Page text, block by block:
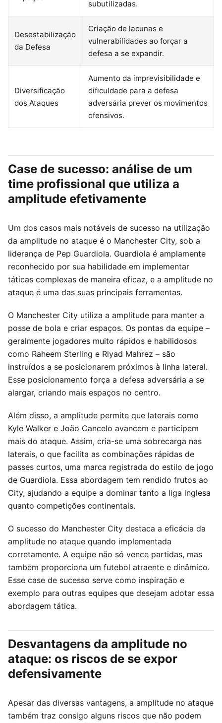
subutilizadas.
Desestabilização
da Defesa
Criação de lacunas e
vulnerabilidades ao forçar a
defesa a se expandir.
Diversificação
dos Ataques
Aumento da imprevisibilidade e
dificuldade para a defesa
adversária prever os movimentos
ofensivos.
Case de sucesso: análise de um
time profissional que utiliza a
amplitude efetivamente
Um dos casos mais notáveis de sucesso na utilização
da amplitude no ataque é o Manchester City, sob a
liderança de Pep Guardiola. Guardiola é amplamente
reconhecido por sua habilidade em implementar
táticas complexas de maneira eficaz, e a amplitude no
ataque é uma das suas principais ferramentas.
O Manchester City utiliza a amplitude para manter a
posse de bola e criar espaços. Os pontas da equipe –
geralmente jogadores muito rápidos e habilidosos
como Raheem Sterling e Riyad Mahrez – são
instruídos a se posicionarem próximos à linha lateral.
Esse posicionamento força a defesa adversária a se
alargar, criando mais espaços no centro.
Além disso, a amplitude permite que laterais como
Kyle Walker e João Cancelo avancem e participem
mais do ataque. Assim, cria-se uma sobrecarga nas
laterais, o que facilita as combinações rápidas de
passes curtos, uma marca registrada do estilo de jogo
de Guardiola. Essa abordagem tem rendido frutos ao
City, ajudando a equipe a dominar tanto a liga inglesa
quanto competições continentais.
O sucesso do Manchester City destaca a eficácia da
amplitude no ataque quando implementada
corretamente. A equipe não só vence partidas, mas
também proporciona um futebol atraente e dinâmico.
Esse case de sucesso serve como inspiração e
exemplo para outras equipes que desejam adotar essa
abordagem tática.
Desvantagens da amplitude no
ataque: os riscos de se expor
defensivamente
Apesar das diversas vantagens, a amplitude no ataque
também traz consigo alguns riscos que não podem